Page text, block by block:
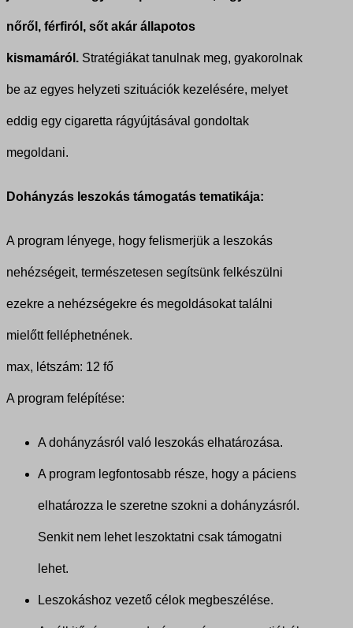
nőről, férfiról, sőt akár állapotos
kismamáról. Stratégiákat tanulnak meg, gyakorolnak
be az egyes helyzeti szituációk kezelésére, melyet
eddig egy cigaretta rágyújtásával gondoltak
megoldani.
Dohányzás leszokás támogatás tematikája:
A program lényege, hogy felismerjük a leszokás
nehézségeit, természetesen segítsünk felkészülni
ezekre a nehézségekre és megoldásokat találni
mielőtt felléphetnének.
max, létszám: 12 fő
A program felépítése:
A dohányzásról való leszokás elhatározása.
A program legfontosabb része, hogy a páciens
elhatározza le szeretne szokni a dohányzásról.
Senkit nem lehet leszoktatni csak támogatni
lehet.
Leszokáshoz vezető célok megbeszélése.